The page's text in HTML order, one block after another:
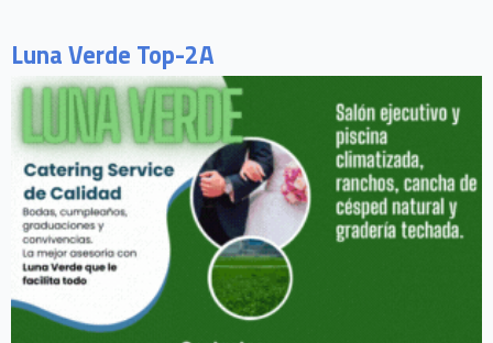
Luna Verde Top-2A